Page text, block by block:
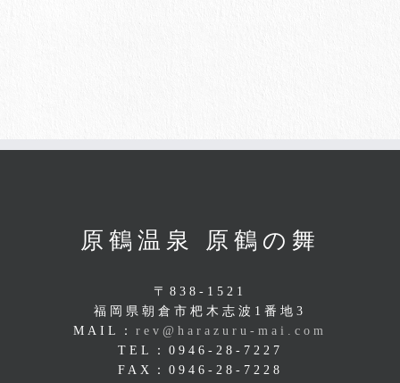
原鶴温泉 原鶴の舞
〒838-1521
福岡県朝倉市杷木志波1番地3
MAIL： rev@harazuru-mai.com
TEL：0946-28-7227
FAX：0946-28-7228